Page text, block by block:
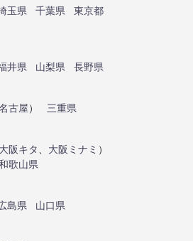
玉県 千葉県
東京都
井県 山梨県
長野県
古屋）
三重県
大阪キタ 大阪ミナミ ）
歌山県
島県
山口県